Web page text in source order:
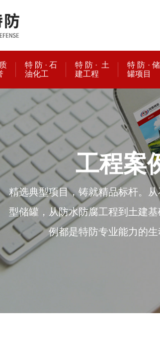
特防·石
油化工
特防· 土
建工程
特防·储
罐项目
工程案
精选典型项目，铸就精品标杆。
型储罐，从防水防腐工程到土建
例都是特防专业能力的生